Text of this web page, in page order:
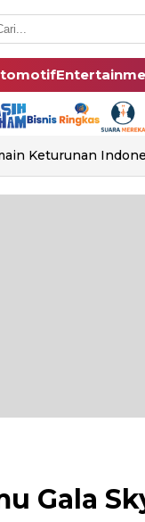
Keturunan
Gala